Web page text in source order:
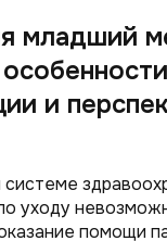
младший
и
уходу
помощи